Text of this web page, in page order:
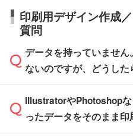
タッフまでお問い合わ
ル」に注文予定日をご
その締切日や出荷目安
品が決まりましたらお
たします。
す。>>対象商品はこち
※最短出荷日は商品によ
品ページにてご確認く
す。(白箱、化粧箱、ブ
【袋入り】 商品がひと
す。(透明袋、デザイン
【個包装なし】 個包装
※化粧箱から白箱への
箱の作成は原則承って
日本全国へお届けが可
直接納品は行っており
ださい。
印刷用デザイン作成
質問
データを持っていませ
ないのですが、どうした
無料の「デザインシミ
PCやスマホから簡単に
IllustratorやPhotoshop
ったデータをそのまま